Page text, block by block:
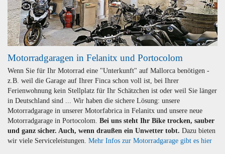
Motorradgaragen in Felanitx und Portocolom
Wenn Sie für Ihr Motorrad eine "Unterkunft" auf Mallorca benötigen -
z.B. weil die Garage auf Ihrer Finca schon voll ist, bei Ihrer
Ferienwohnung kein Stellplatz für Ihr Schätzchen ist oder weil Sie länger
in Deutschland sind ... Wir haben die sichere Lösung: unsere
Motorradgarage in unserer Motorfabrica in Felanitx und unsere neue
Motorradgarage in Portocolom. Bei uns steht Ihr Bike trocken, sauber
und ganz sicher. Auch, wenn draußen ein Unwetter tobt. Dazu bieten
wir viele Serviceleistungen. Mehr Infos zur Motorradgarage gibt es hier